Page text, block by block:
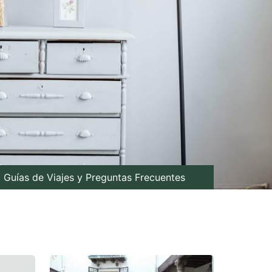
Guías de Viajes y Preguntas Frecuentes